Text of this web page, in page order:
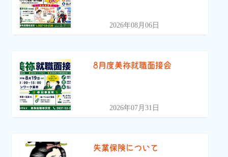
2026年08月06日
8月度美祢就職面接会
2026年07月31日
失業保険について